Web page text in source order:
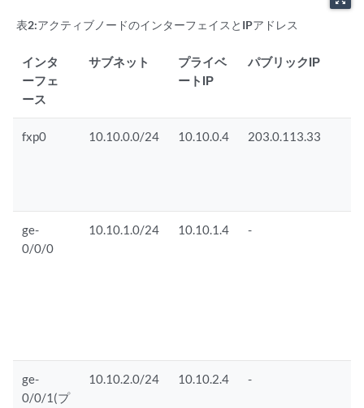
表2:アクティブノードのインターフェイスとIPアドレス
インタ
ーフェ
ース
サブネット
プライベ
ートIP
パブリックIP
fxp0 10.10.0.0/24 10.10.0.4 203.0.113.33
ge-
0/0/0
10.10.1.0/24 10.10.1.4 -
ge-
0/0/1(プ
10.10.2.0/24 10.10.2.4 -